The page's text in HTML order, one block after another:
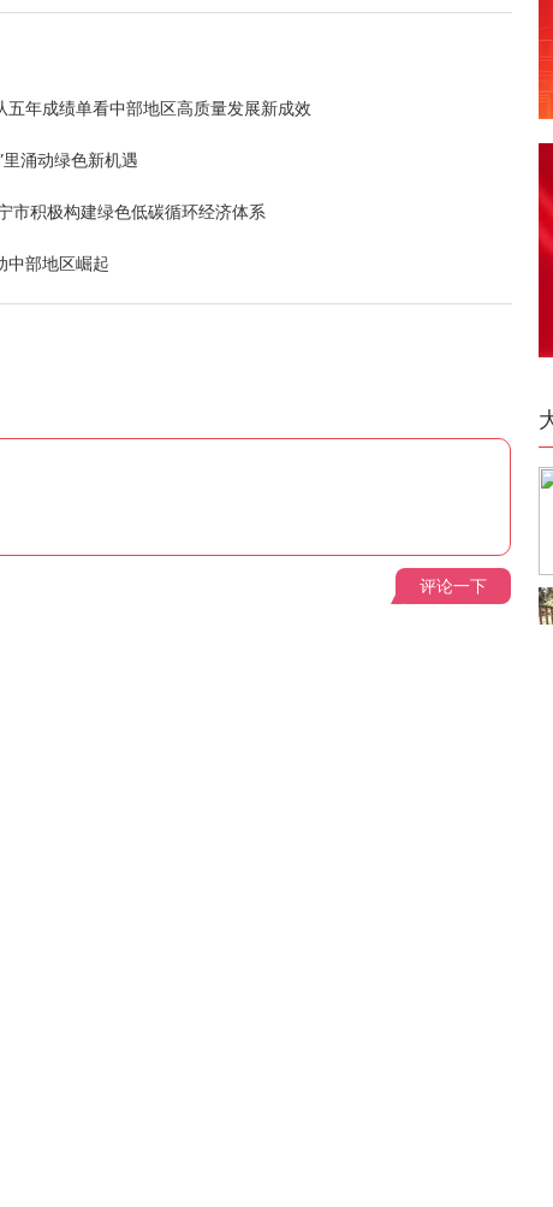
年成绩单看中部地区高质量发展新成效
里涌动绿色新机遇
积极构建绿色低碳循环经济体系
中部地区崛起
评论一下